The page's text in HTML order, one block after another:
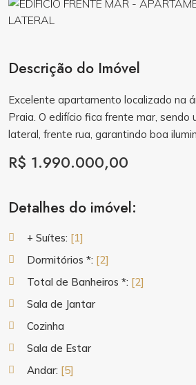
Descrição do Imóvel
Excelente apartamento localizado na
Praia. O edifício fica frente mar, sendo
lateral, frente rua, garantindo boa
R$ 1.990.000,00
Detalhes do imóvel:
+ Suítes: [1]
Dormitórios *: [2]
Total de Banheiros *: [2]
Sala de Jantar
Cozinha
Sala de Estar
Andar: [5]